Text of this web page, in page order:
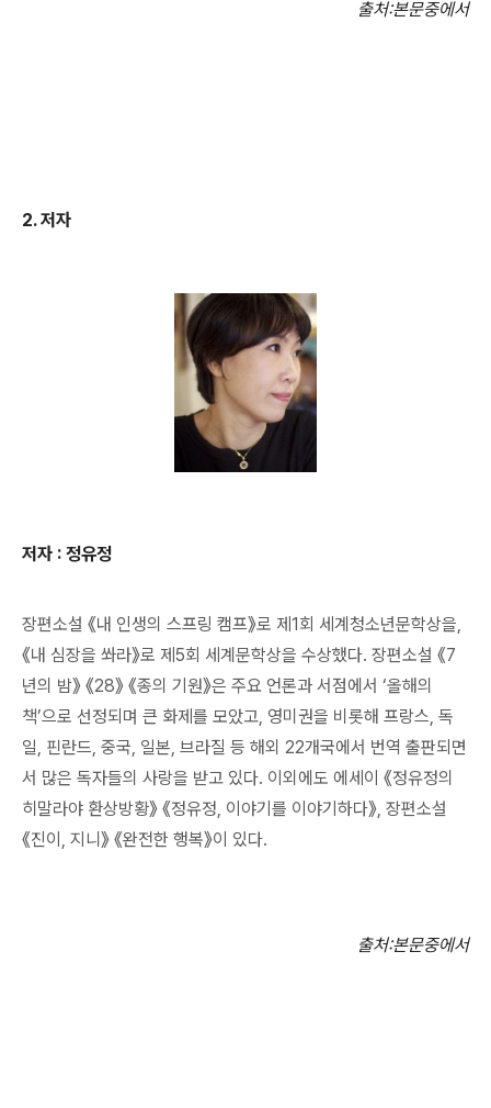
출처:본문중에서
2.저자
저자 : 정유정
장편소설 《내 인생의 스프링 캠프》로 제1회 세계청소년문학상을,
《내 심장을 쏴라》로 제5회 세계문학상을 수상했다. 장편소설 《7
년의 밤》 《28》 《종의 기원》은 주요 언론과 서점에서 ‘올해의
책’으로 선정되며 큰 화제를 모았고, 영미권을 비롯해 프랑스, 독
일, 핀란드, 중국, 일본, 브라질 등 해외 22개국에서 번역 출판되면
서 많은 독자들의 사랑을 받고 있다. 이외에도 에세이 《정유정의
히말라야 환상방황》 《정유정, 이야기를 이야기하다》, 장편소설
《진이, 지니》 《완전한 행복》이 있다.
출처:본문중에서